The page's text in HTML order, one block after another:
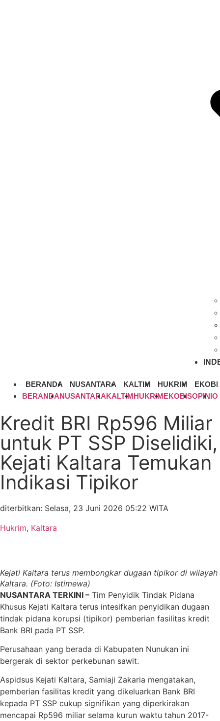
BERANDA NUSANTARA KALTIM HUKRIM
BERANDANUSANTARAKALTIMHUKRIMEKOBISOPINI
Kredit BRI Rp596 Miliar
untuk PT SSP Diselidiki,
Kejati Kaltara Temukan
Indikasi Tipikor
diterbitkan: Selasa, 23 Juni 2026 05:22 WITA
Hukrim, Kaltara
Kejati Kaltara terus membongkar dugaan tipikor di wilayah
Kaltara. (Foto: Istimewa)
NUSANTARA TERKINI – Tim Penyidik Tindak Pidana
Khusus Kejati Kaltara terus intesifkan penyidikan dugaan
tindak pidana korupsi (tipikor) pemberian fasilitas kredit
Bank BRI pada PT SSP.
Perusahaan yang berada di Kabupaten Nunukan ini
bergerak di sektor perkebunan sawit.
Aspidsus Kejati Kaltara, Samiaji Zakaria mengatakan,
pemberian fasilitas kredit yang dikeluarkan Bank BRI
kepada PT SSP cukup signifikan yang diperkirakan
mencapai Rp596 miliar selama kurun waktu tahun 2017-